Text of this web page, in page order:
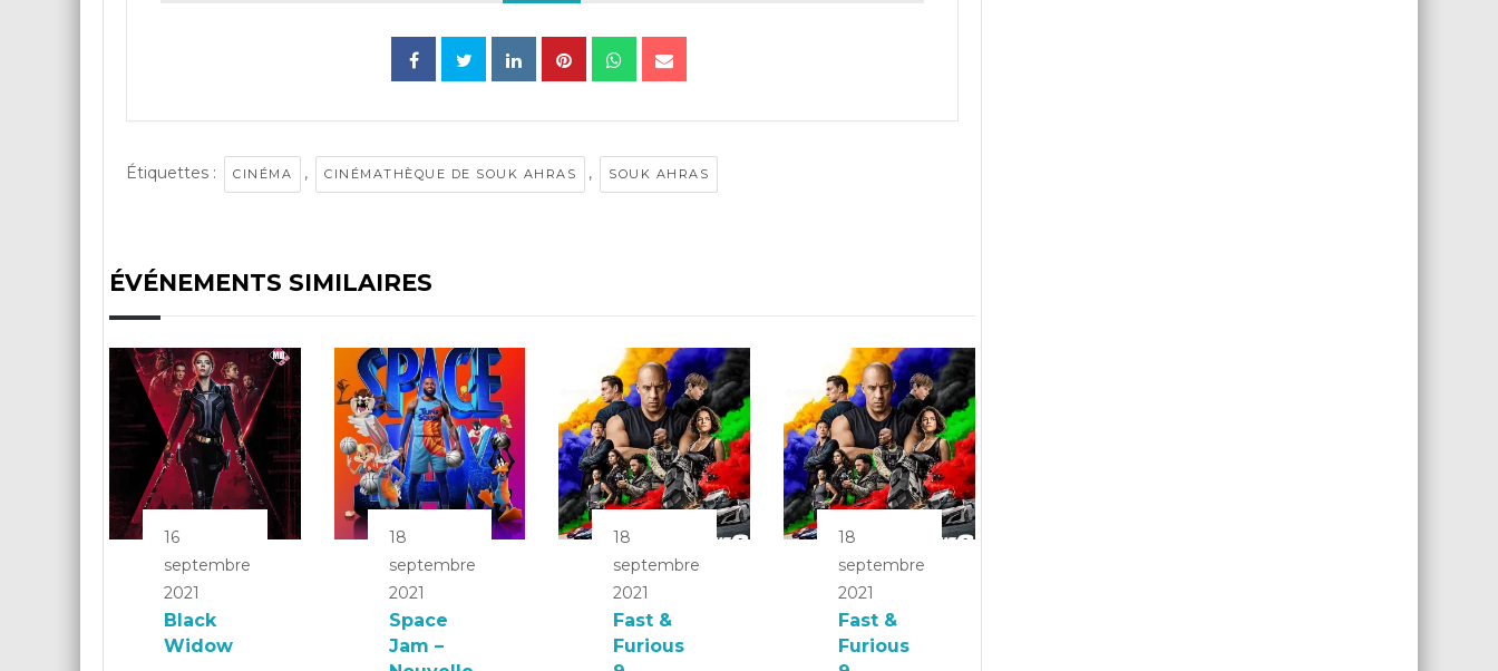
Étiquettes : CINÉMA , CINÉMATHÈQUE DE SOUK AHRAS , SOUK AHRAS
ÉVÉNEMENTS SIMILAIRES
16
septembre
2021
Black
Widow
18
septembre
2021
Space
Jam –
18
septembre
2021
Fast &
Furious
18
septembre
2021
Fast &
Furious